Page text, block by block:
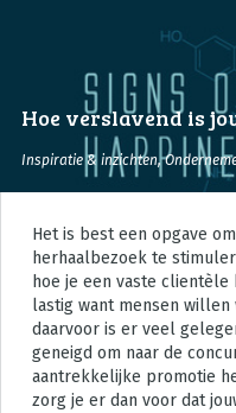
Inspiratie & inzichten,
Hoe verslavend is
Het is best een opgave
herhaalbezoek te
hoe je een vaste
lastig want mensen
daarvoor is er veel
geneigd om naar de
aantrekkelijke promotie
zorg je er dan voor dat